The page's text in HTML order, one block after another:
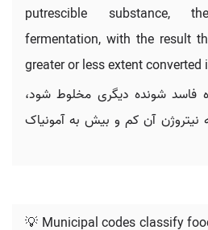
putrescible substance,
fermentation, with the result
greater or less extent
فاسد شونده دیگری مخلوط شود،
آن کم و بیش به آمونیاک
💡 Municipal codes classify